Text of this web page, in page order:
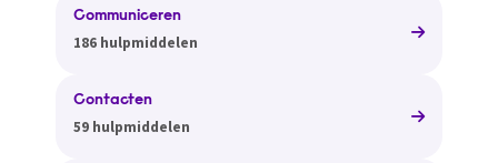
Communiceren
186 hulpmiddelen
Contacten
59 hulpmiddelen